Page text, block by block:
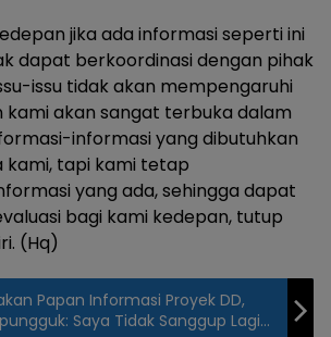
jika ada informasi seperti ini
dapat berkoordinasi dengan pihak
issu tidak akan mempengaruhi
kami akan sangat terbuka dalam
informasi yang dibutuhkan
kami, tapi kami tetap
yang ada, sehingga dapat
bagi kami kedepan, tutup
(Hq)
Papan Informasi Proyek DD,
Saya Tidak Sanggup Lagi